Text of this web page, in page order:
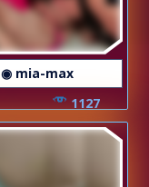
◉ mia-max
1127